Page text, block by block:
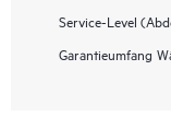
Service-Level
Garantieumfang